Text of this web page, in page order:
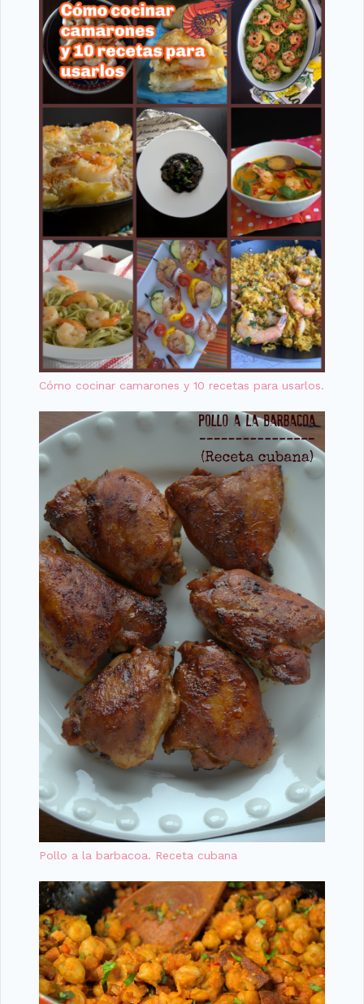
Cómo cocinar camarones y 10 recetas para usarlos.
Pollo a la barbacoa. Receta cubana